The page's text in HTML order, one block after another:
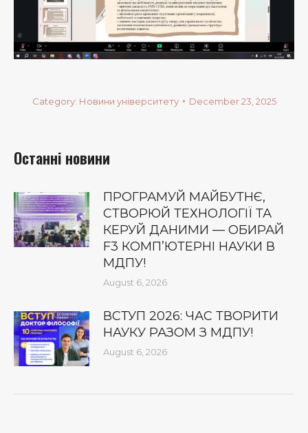
Category: Новини університету December 23, 2025
Останні новини
ПРОГРАМУЙ МАЙБУТНЄ,
СТВОРЮЙ ТЕХНОЛОГІЇ ТА
КЕРУЙ ДАНИМИ — ОБИРАЙ
F3 КОМП’ЮТЕРНІ НАУКИ В
МДПУ!
August 6, 2026
ВСТУП 2026: ЧАС ТВОРИТИ
НАУКУ РАЗОМ З МДПУ!
August 6, 2026